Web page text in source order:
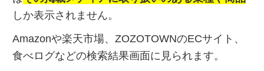
しか表示されません。
Amazonや楽天市場、ZOZOTOWNのECサイト、
食べログなどの検索結果画面に見られます。